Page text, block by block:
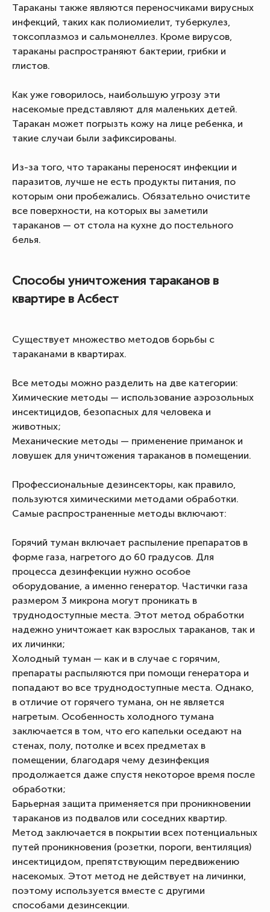
Тараканы также являются переносчиками вирусных
инфекций, таких как полиомиелит, туберкулез,
токсоплазмоз и сальмонеллез. Кроме вирусов,
тараканы распространяют бактерии, грибки и
глистов.
Как уже говорилось, наибольшую угрозу эти
насекомые представляют для маленьких детей.
Таракан может погрызть кожу на лице ребенка, и
такие случаи были зафиксированы.
Из-за того, что тараканы переносят инфекции и
паразитов, лучше не есть продукты питания, по
которым они пробежались. Обязательно очистите
все поверхности, на которых вы заметили
тараканов — от стола на кухне до постельного
белья.
Способы уничтожения тараканов в
квартире в Асбест
Существует множество методов борьбы с
тараканами в квартирах.
Все методы можно разделить на две категории:
Химические методы — использование аэрозольных
инсектицидов, безопасных для человека и
животных;
Механические методы — применение приманок и
ловушек для уничтожения тараканов в помещении.
Профессиональные дезинсекторы, как правило,
пользуются химическими методами обработки.
Самые распространенные методы включают:
Горячий туман включает распыление препаратов в
форме газа, нагретого до 60 градусов. Для
процесса дезинфекции нужно особое
оборудование, а именно генератор. Частички газа
размером 3 микрона могут проникать в
труднодоступные места. Этот метод обработки
надежно уничтожает как взрослых тараканов, так и
их личинки;
Холодный туман — как и в случае с горячим,
препараты распыляются при помощи генератора и
попадают во все труднодоступные места. Однако,
в отличие от горячего тумана, он не является
нагретым. Особенность холодного тумана
заключается в том, что его капельки оседают на
стенах, полу, потолке и всех предметах в
помещении, благодаря чему дезинфекция
продолжается даже спустя некоторое время после
обработки;
Барьерная защита применяется при проникновении
тараканов из подвалов или соседних квартир.
Метод заключается в покрытии всех потенциальных
путей проникновения (розетки, пороги, вентиляция)
инсектицидом, препятствующим передвижению
насекомых. Этот метод не действует на личинки,
поэтому используется вместе с другими
способами дезинсекции.